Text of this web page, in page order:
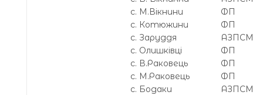
с. М.Вікнини
ФП
с. Котюжини
ФП
с. Заруддя
АЗПСМ
с. Олишківці
ФП
с. В.Раковець
ФП
с. М.Раковець
ФП
с. Бодаки
АЗПСМ